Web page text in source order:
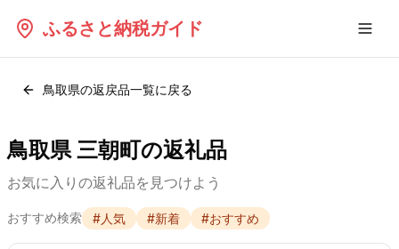
ふるさと納税ガイド
鳥取県の返戻品一覧に戻る
鳥取県 三朝町の返礼品
お気に入りの返礼品を見つけよう
おすすめ検索 #人気 #新着 #おすすめ